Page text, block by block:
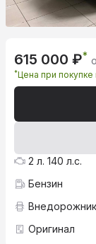
615 000 ₽*
*Цена при
2 л. 140 л.с.
Бензин
Внедорожник
Оригинал